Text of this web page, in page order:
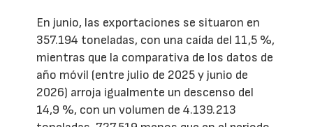
En junio, las exportaciones se situaron en
357.194 toneladas, con una caída del 11,5 %,
mientras que la comparativa de los datos de
año móvil (entre julio de 2025 y junio de
2026) arroja igualmente un descenso del
14,9 %, con un volumen de 4.139.213